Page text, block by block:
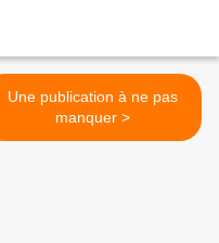
Une publication à ne pas
manquer >